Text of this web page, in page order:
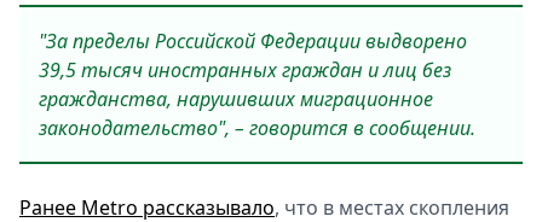
"За пределы Российской Федерации выдворено
39,5 тысяч иностранных граждан и лиц без
гражданства, нарушивших миграционное
законодательство", – говорится в сообщении.
Ранее Metro рассказывало, что в местах скопления